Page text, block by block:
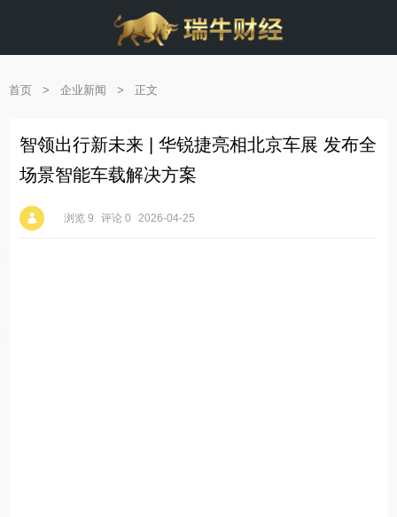
首页 > 企业新闻 > 正文
智领出行新未来 | 华锐捷亮相北京车展 发布全
场景智能车载解决方案
浏览 9 评论 0 2026-04-25